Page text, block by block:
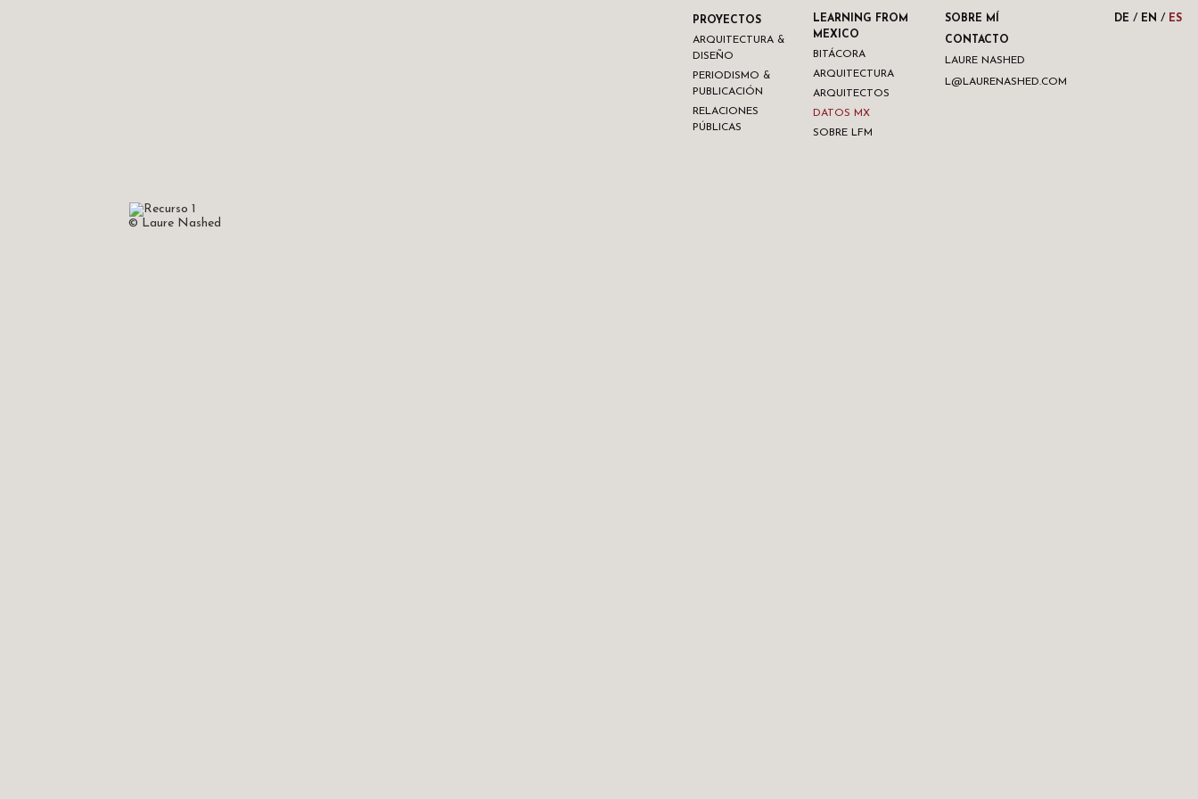
PROYECTOS
ARQUITECTURA &
DISEÑO
PERIODISMO &
PUBLICACIÓN
RELACIONES
PÚBLICAS
LEARNING FROM
MEXICO
BITÁCORA
ARQUITECTURA
ARQUITECTOS
DATOS MX
SOBRE LFM
SOBRE MÍ
CONTACTO
LAURE NASHED
L@LAURENASHED.COM
DE / EN / ES
© Laure Nashed